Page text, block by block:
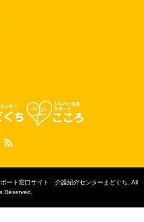
ート窓口サイト 介護紹介センターまどぐち . All
Reserved.